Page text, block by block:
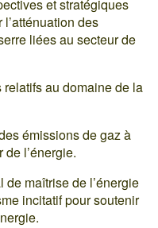
et stratégiques
des
liées au secteur de
relatifs au domaine de la
émissions de gaz à
l’énergie.
maîtrise de l’énergie
incitatif pour soutenir